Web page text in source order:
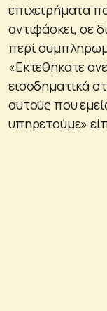
επιχειρήματα
αντιφάσκει, σε
περί
«Εκτεθήκατε
εισοδηματικά
αυτούς που
υπηρετούμε»